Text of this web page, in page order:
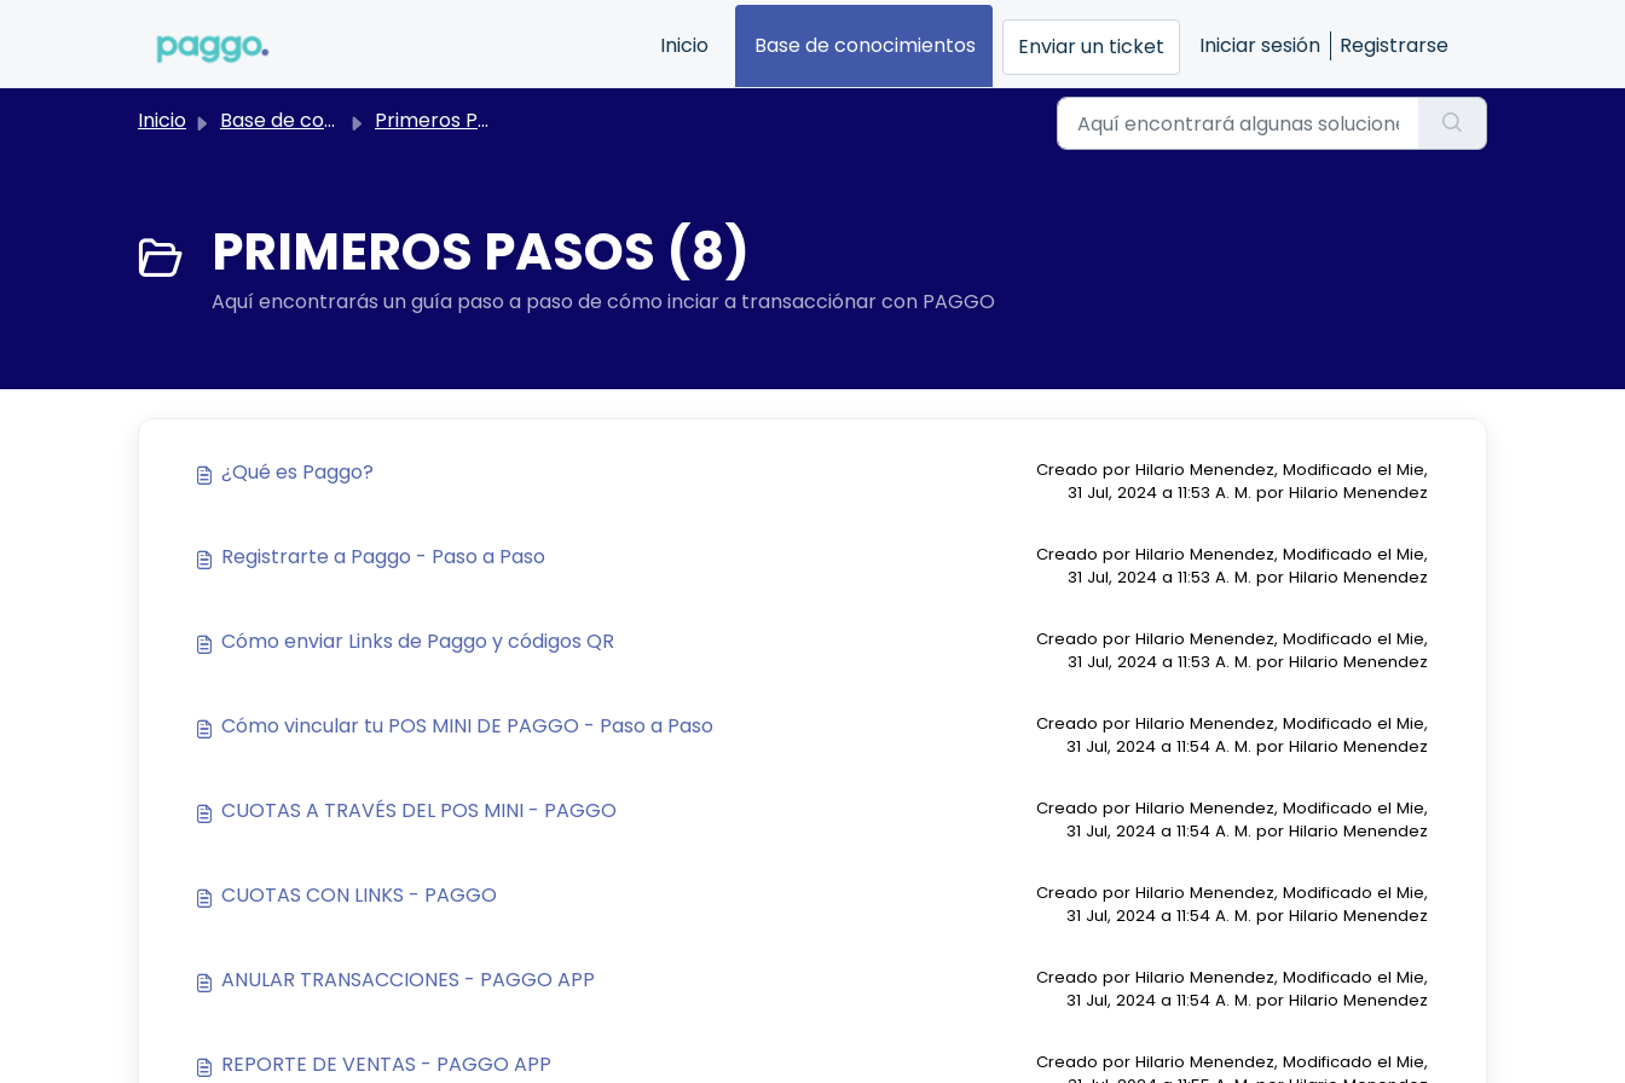
Inicio
Base de conocimientos Enviar un ticket Iniciar sesión Registrarse
Inicio Base de conocimientos Primeros Pasos
PRIMEROS PASOS (8)
Aquí encontrarás un guía paso a paso de cómo inciar a transacciónar con PAGGO
¿Qué es Paggo?
Creado por Hilario Menendez, Modificado el Mie,
31 Jul, 2024 a 11:53 A. M. por Hilario Menendez
Registrarte a Paggo - Paso a Paso
Creado por Hilario Menendez, Modificado el Mie,
31 Jul, 2024 a 11:53 A. M. por Hilario Menendez
Cómo enviar Links de Paggo y códigos QR
Creado por Hilario Menendez, Modificado el Mie,
31 Jul, 2024 a 11:53 A. M. por Hilario Menendez
Cómo vincular tu POS MINI DE PAGGO - Paso a Paso
Creado por Hilario Menendez, Modificado el Mie,
31 Jul, 2024 a 11:54 A. M. por Hilario Menendez
CUOTAS A TRAVÉS DEL POS MINI - PAGGO
Creado por Hilario Menendez, Modificado el Mie,
31 Jul, 2024 a 11:54 A. M. por Hilario Menendez
CUOTAS CON LINKS - PAGGO
Creado por Hilario Menendez, Modificado el Mie,
31 Jul, 2024 a 11:54 A. M. por Hilario Menendez
ANULAR TRANSACCIONES - PAGGO APP
Creado por Hilario Menendez, Modificado el Mie,
31 Jul, 2024 a 11:54 A. M. por Hilario Menendez
REPORTE DE VENTAS - PAGGO APP
Creado por Hilario Menendez, Modificado el Mie,